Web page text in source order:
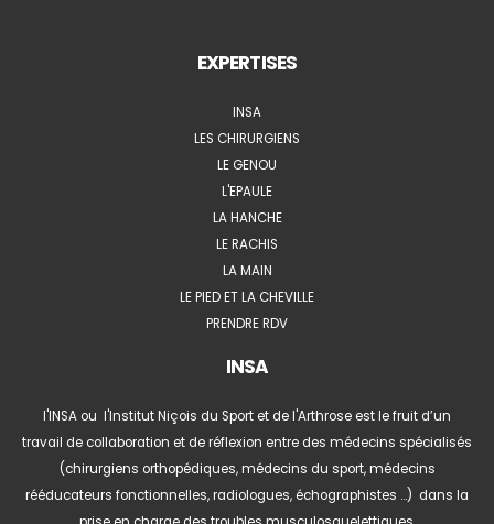
EXPERTISES
INSA
LES CHIRURGIENS
LE GENOU
L'EPAULE
LA HANCHE
LE RACHIS
LA MAIN
LE PIED ET LA CHEVILLE
PRENDRE RDV
INSA
l'INSA ou l'Institut Niçois du Sport et de l'Arthrose est le fruit d’un
travail de collaboration et de réflexion entre des médecins spécialisés
(chirurgiens orthopédiques, médecins du sport, médecins
rééducateurs fonctionnelles, radiologues, échographistes …) dans la